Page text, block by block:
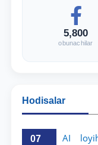
5,800
obunachilar
Hodisalar
07
AI